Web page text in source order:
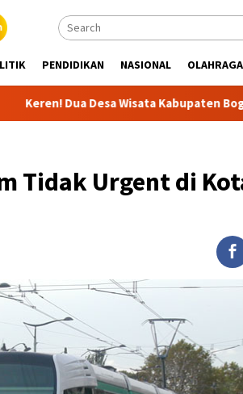
PENDIDIKAN NASIONAL OLAHRAGA
Wisata Kabupaten Bogor Tembus Top
Tidak Urgent di